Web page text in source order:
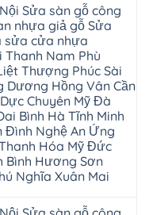
Sửa sàn gỗ công
nhựa giả gỗ Sửa
sửa cửa nhựa
Nam Phù
Thượng Phúc Sài
Dương Hồng Vân Cần
Chuyên Mỹ Đà
Bình Hà Tĩnh Minh
Đình Nghệ An Ứng
Hóa Mỹ Đức
Bình Hương Sơn
Nghĩa Xuân Mai